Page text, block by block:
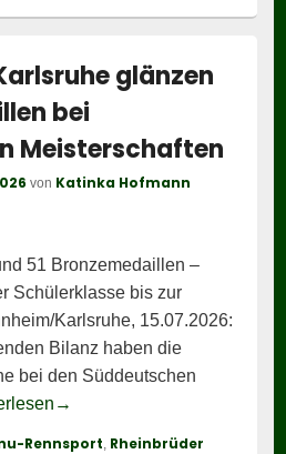
glänzen
bei
Meisterschaften
von Katinka Hofmann
51 Bronzemedaillen –
Schülerklasse bis zur
Karlsruhe, 15.07.2026:
Bilanz haben die
bei den Süddeutschen
Rheinbrüder Karlsruhe
→
Rennsport, Rheinbrüder